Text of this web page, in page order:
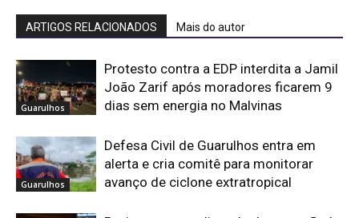
ARTIGOS RELACIONADOS Mais do autor
Guarulhos
Protesto contra a EDP interdita a Jamil
João Zarif após moradores ficarem 9
dias sem energia no Malvinas
Guarulhos
Defesa Civil de Guarulhos entra em
alerta e cria comitê para monitorar
avanço de ciclone extratropical